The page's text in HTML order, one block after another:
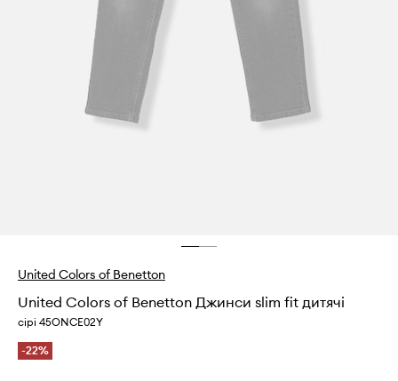
United Colors of Benetton
United Colors of Benetton Джинси slim fit дитячі
сірі 45ONCE02Y
-22%